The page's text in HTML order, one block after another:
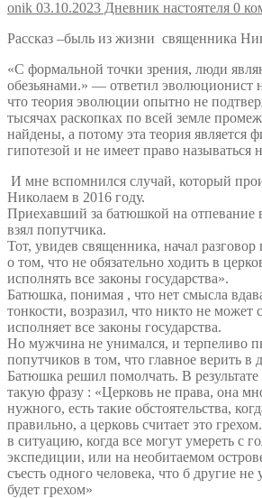
onik 03.10.2023 Дневник настоятеля 0
Рассказ –быль из жизни священника
«С формальной точки зрения, люди
обезьянами.» — ответил эволюционист
что теория эволюции опытно не
тысячах раскопках по всей земле
найдены, а потому эта теория является
гипотезой и не имеет право называться
И мне вспомнился случай, который
Николаем в 2016 году.
Приехавший за батюшкой на отпевание
взял попутчика.
Тот, увидев священника, начал
о том, что не обязательно ходить в
исполнять все законы государства».
Батюшка, понимая , что нет смысла
тонкости, возразил, что никто не может
исполняет все законы государства.
Но мужчина не унимался, и терпеливо
попутчиков в том, что главное верить в
Батюшка решил помолчать. В
такую фразу : «Церковь не права, она
нужного, есть такие обстоятельства,
правильно, а церковь считает это
в ситуацию, когда все могут умереть с
экспедиции, или на необитаемом
съесть одного человека, что б другие
будет грехом»